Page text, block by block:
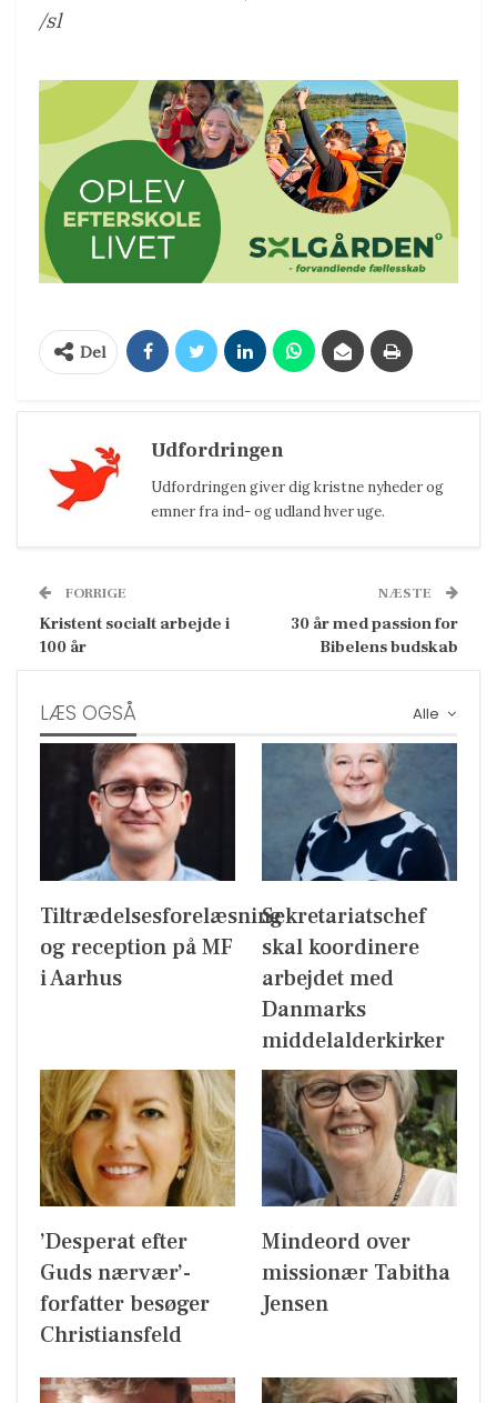
/sl
Del
Udfordringen
Udfordringen giver dig kristne nyheder og
emner fra ind- og udland hver uge.
FORRIGE
Kristent socialt arbejde i
100 år
NÆSTE
30 år med passion for
Bibelens budskab
Alle
LÆS OGSÅ
Tiltrædelsesforelæsning
og reception på MF
i Aarhus
Sekretariatschef
skal koordinere
arbejdet med
Danmarks
middelalderkirker
’Desperat efter
Guds nærvær’-
forfatter besøger
Christiansfeld
Mindeord over
missionær Tabitha
Jensen